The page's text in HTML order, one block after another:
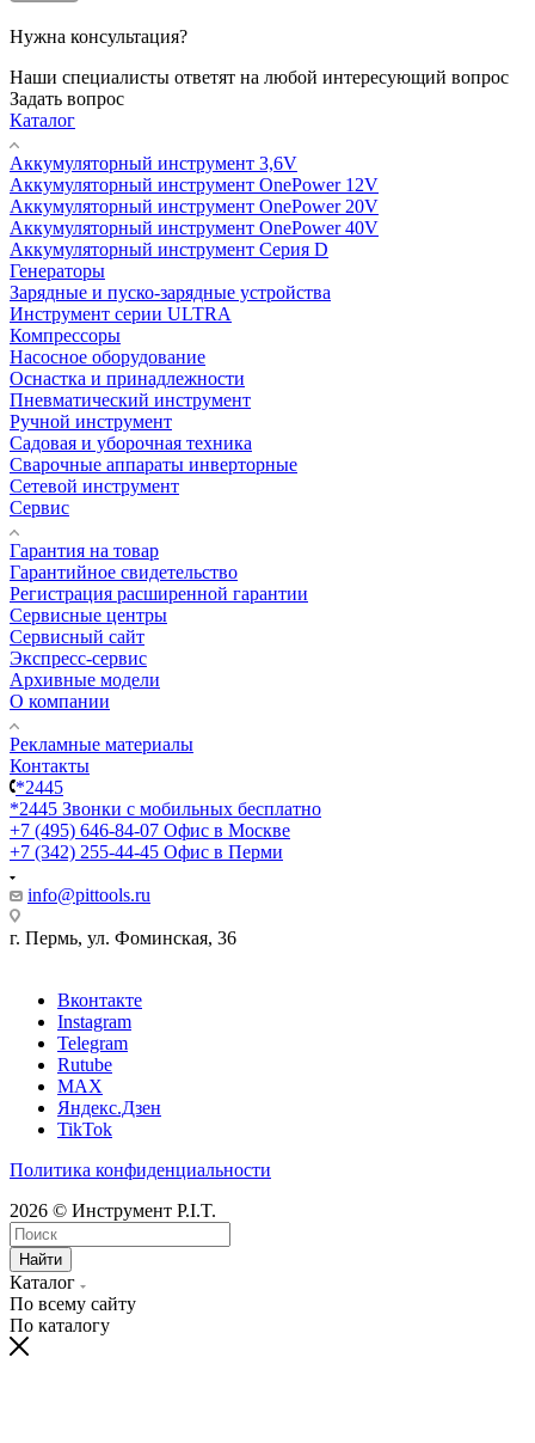
Нужна консультация?
Наши специалисты ответят на любой интересующий вопрос
Задать вопрос
Каталог
Аккумуляторный инструмент 3,6V
Аккумуляторный инструмент OnePower 12V
Аккумуляторный инструмент OnePower 20V
Аккумуляторный инструмент OnePower 40V
Аккумуляторный инструмент Серия D
Генераторы
Зарядные и пуско-зарядные устройства
Инструмент серии ULTRA
Компрессоры
Насосное оборудование
Оснастка и принадлежности
Пневматический инструмент
Ручной инструмент
Садовая и уборочная техника
Сварочные аппараты инверторные
Сетевой инструмент
Сервис
Гарантия на товар
Гарантийное свидетельство
Регистрация расширенной гарантии
Сервисные центры
Сервисный сайт
Экспресс-сервис
Архивные модели
О компании
Рекламные материалы
Контакты
*2445
*2445 Звонки с мобильных бесплатно
+7 (495) 646-84-07 Офис в Москве
+7 (342) 255-44-45 Офис в Перми
info@pittools.ru
г. Пермь, ул. Фоминская, 36
Вконтакте
Instagram
Telegram
Rutube
MAX
Яндекс.Дзен
TikTok
Политика конфиденциальности
2026 © Инструмент P.I.T.
Найти
Каталог
По всему сайту
По каталогу